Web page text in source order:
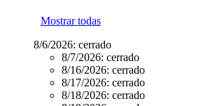
Mostrar todas
8/6/2026: cerrado
8/7/2026: cerrado
8/16/2026: cerrado
8/17/2026: cerrado
8/18/2026: cerrado